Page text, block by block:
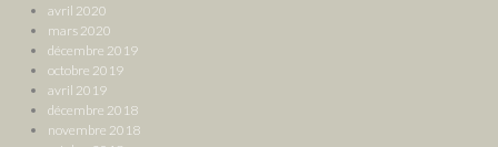
avril 2020
mars 2020
décembre 2019
octobre 2019
avril 2019
décembre 2018
novembre 2018